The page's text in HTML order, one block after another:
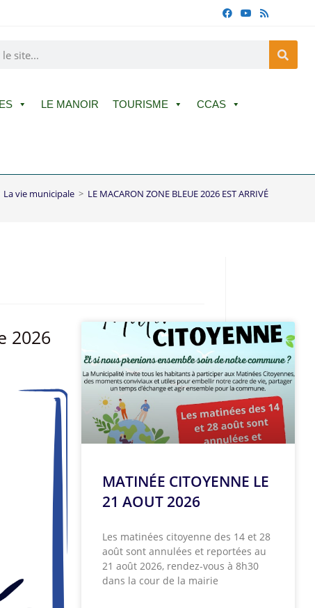
LE MANOIR TOURISME CCAS
La vie municipale > LE MACARON ZONE BLEUE 2026 EST ARRIVÉ
2026
MATINÉE CITOYENNE LE
21 AOUT 2026
Les matinées citoyenne des 14 et 28
août sont annulées et reportées au
21 août 2026, rendez-vous à 8h30
dans la cour de la mairie